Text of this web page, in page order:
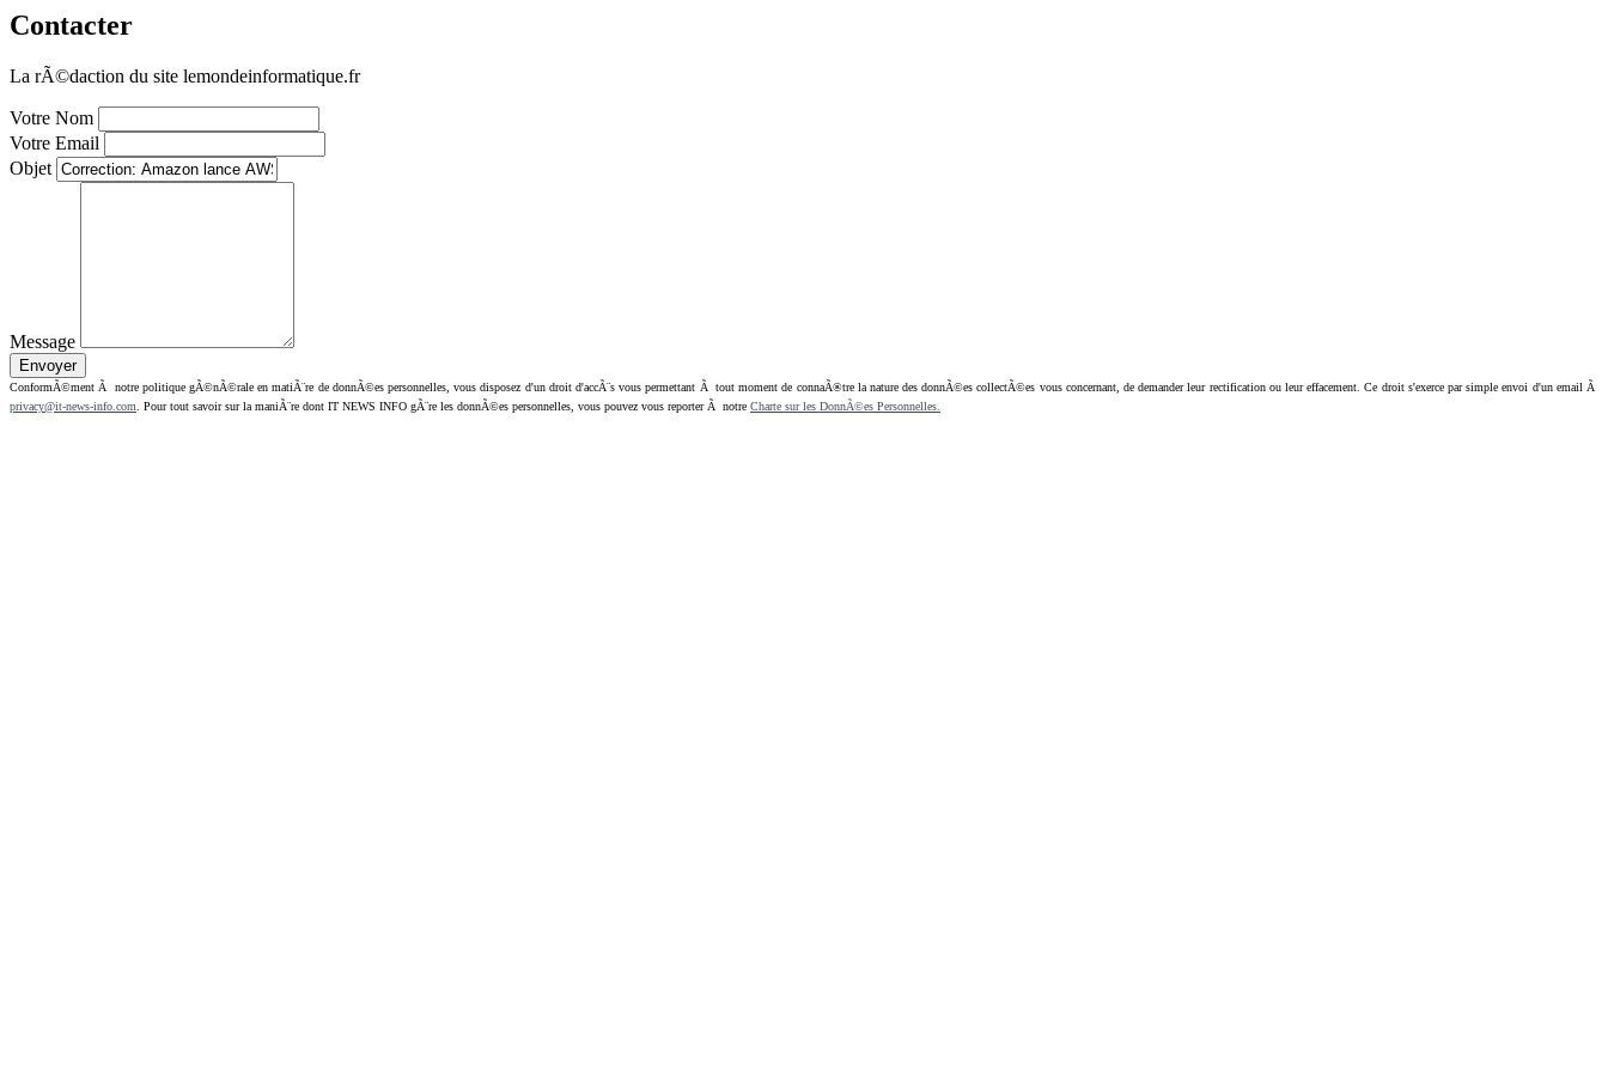
Contacter
La rÃ©daction du site lemondeinformatique.fr
Votre Nom
Votre Email
Objet
Message
ConformÃ©ment Ã notre politique gÃ©nÃ©rale en matiÃ¨re de donnÃ©es personnelles, vous disposez d'un droit d'accÃ¨s vous permettant Ã tout moment de connaÃ®tre la nature des donnÃ©es collectÃ©es vous concernant, de demander leur rectification ou leur effacement. Ce droit s'exerce par simple envoi d'un email Ã
privacy@it-news-info.com . Pour tout savoir sur la maniÃ¨re dont IT NEWS INFO gÃ¨re les donnÃ©es personnelles, vous pouvez vous reporter Ã notre Charte sur les DonnÃ©es Personnelles.